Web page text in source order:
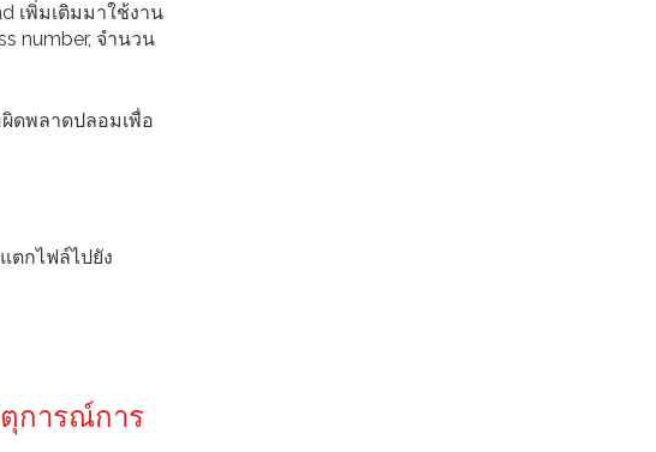
เพิ่มเติมมาใช้งาน
number, จำนวน
ดพลาดปลอมเพื่อ
ตกไฟล์ไปยัง
การณ์การ